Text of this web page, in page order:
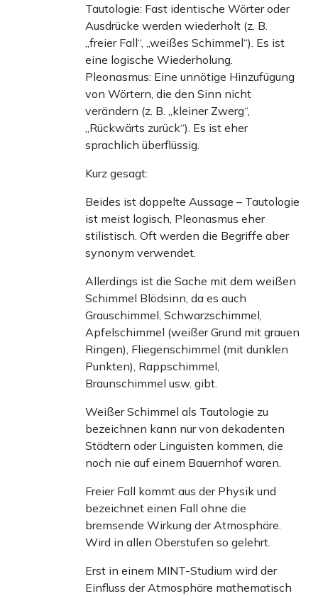
Tautologie: Fast identische Wörter oder
Ausdrücke werden wiederholt (z. B.
„freier Fall“, „weißes Schimmel“). Es ist
eine logische Wiederholung.
Pleonasmus: Eine unnötige Hinzufügung
von Wörtern, die den Sinn nicht
verändern (z. B. „kleiner Zwerg“,
„Rückwärts zurück“). Es ist eher
sprachlich überflüssig.
Kurz gesagt:
Beides ist doppelte Aussage – Tautologie
ist meist logisch, Pleonasmus eher
stilistisch. Oft werden die Begriffe aber
synonym verwendet.
Allerdings ist die Sache mit dem weißen
Schimmel Blödsinn, da es auch
Grauschimmel, Schwarzschimmel,
Apfelschimmel (weißer Grund mit grauen
Ringen), Fliegenschimmel (mit dunklen
Punkten), Rappschimmel,
Braunschimmel usw. gibt.
Weißer Schimmel als Tautologie zu
bezeichnen kann nur von dekadenten
Städtern oder Linguisten kommen, die
noch nie auf einem Bauernhof waren.
Freier Fall kommt aus der Physik und
bezeichnet einen Fall ohne die
bremsende Wirkung der Atmosphäre.
Wird in allen Oberstufen so gelehrt.
Erst in einem MINT-Studium wird der
Einfluss der Atmosphäre mathematisch